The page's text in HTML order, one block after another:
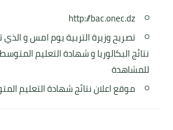
http://bac.onec.dz
تصريح وزيرة التربية يوم امس و
نتائج البكالوريا و شهادة التعليم
للمشاهدة
موقع اعلان نتائج شهادة التعليم